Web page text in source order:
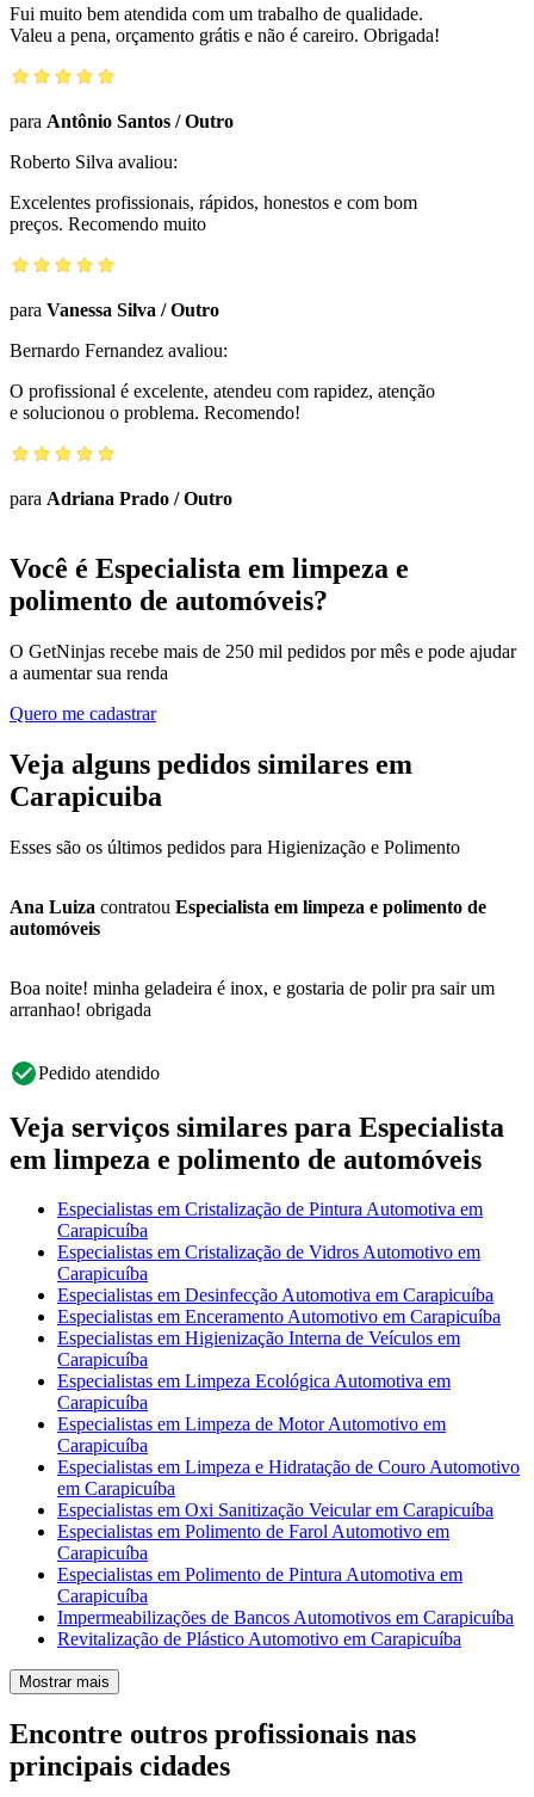
Fui muito bem atendida com um trabalho de qualidade.
Valeu a pena, orçamento grátis e não é careiro. Obrigada!
para Antônio Santos /Outro
Roberto Silva avaliou:
Excelentes profissionais, rápidos, honestos e com bom
preços. Recomendo muito
para Vanessa Silva /Outro
Bernardo Fernandez avaliou:
O profissional é excelente, atendeu com rapidez, atenção
e solucionou o problema. Recomendo!
para Adriana Prado /Outro
Você é Especialista em limpeza e
polimento de automóveis?
O GetNinjas recebe mais de 250 mil pedidos por mês e pode ajudar
a aumentar sua renda
Quero me cadastrar
Veja alguns pedidos similares em
Carapicuiba
Esses são os últimos pedidos para Higienização e Polimento
Ana Luiza contratou Especialista em limpeza e polimento de
automóveis
Boa noite! minha geladeira é inox, e gostaria de polir pra sair um
arranhao! obrigada
Pedido atendido
Veja serviços similares para Especialista
em limpeza e polimento de automóveis
Especialistas em Cristalização de Pintura Automotiva em
Carapicuíba
Especialistas em Cristalização de Vidros Automotivo em
Carapicuíba
Especialistas em Desinfecção Automotiva em Carapicuíba
Especialistas em Enceramento Automotivo em Carapicuíba
Especialistas em Higienização Interna de Veículos em
Carapicuíba
Especialistas em Limpeza Ecológica Automotiva em
Carapicuíba
Especialistas em Limpeza de Motor Automotivo em
Carapicuíba
Especialistas em Limpeza e Hidratação de Couro Automotivo
em Carapicuíba
Especialistas em Oxi Sanitização Veicular em Carapicuíba
Especialistas em Polimento de Farol Automotivo em
Carapicuíba
Especialistas em Polimento de Pintura Automotiva em
Carapicuíba
Impermeabilizações de Bancos Automotivos em Carapicuíba
Revitalização de Plástico Automotivo em Carapicuíba
Mostrar mais
Encontre outros profissionais nas
principais cidades